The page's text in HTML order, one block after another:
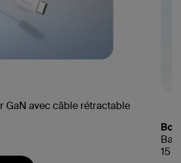
GaN avec câble rétractable
15